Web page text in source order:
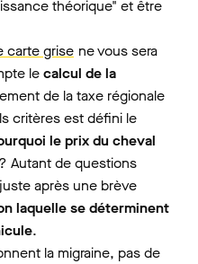
théorique" et être
carte grise ne vous sera
lecalcul de la
de la taxe régionale
critères est défini le
le prix du cheval
Autant de questions
après une brève
laquelle se déterminent
.
la migraine, pas de